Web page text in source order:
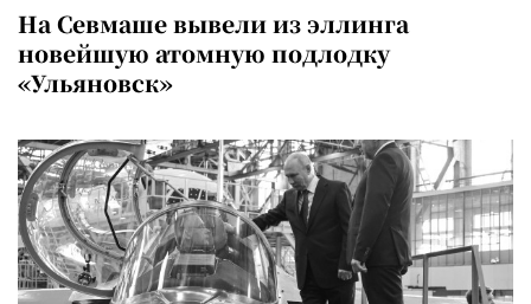
На Севмаше вывели из эллинга
новейшую атомную подлодку
«Ульяновск»